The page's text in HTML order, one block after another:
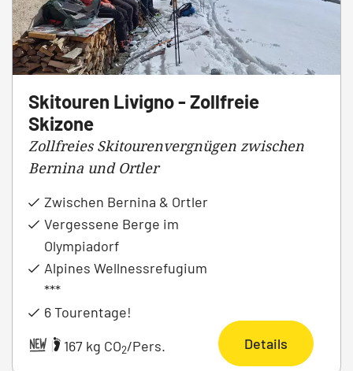
Skitouren Livigno - Zollfreie
Skizone
Zollfreies Skitourenvergnügen zwischen
Bernina und Ortler
Zwischen Bernina & Ortler
Vergessene Berge im
Olympiadorf
Alpines Wellnessrefugium
***
6 Tourentage!
|
167 kg CO2/Pers. Details